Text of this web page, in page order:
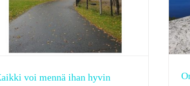
voi mennä ihan hyvin